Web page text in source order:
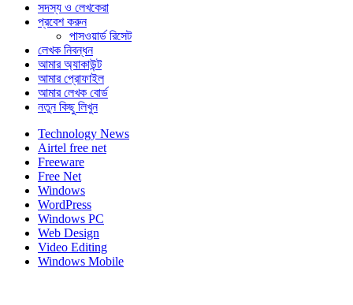
সদস্য ও লেখকেরা
প্রবেশ করুন
পাসওয়ার্ড রিসেট
লেখক নিবন্ধন
আমার অ্যাকাউন্ট
আমার প্রোফাইল
আমার লেখক বোর্ড
নতুন কিছু লিখুন
Technology News
Airtel free net
Freeware
Free Net
Windows
WordPress
Windows PC
Web Design
Video Editing
Windows Mobile